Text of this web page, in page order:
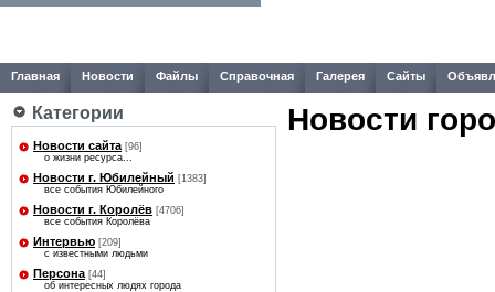
Главная Новости Файлы Справочная Галерея Сайты
Категории
Новости сайта [96]
о жизни ресурса...
Новости г. Юбилейный [1383]
все события Юбилейного
Новости г. Королёв [4706]
все события Королёва
Интервью [209]
с известными людьми
Персона [44]
об интересных людях города
Новости